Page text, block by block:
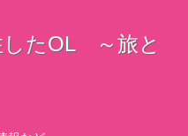
したOL ～旅と